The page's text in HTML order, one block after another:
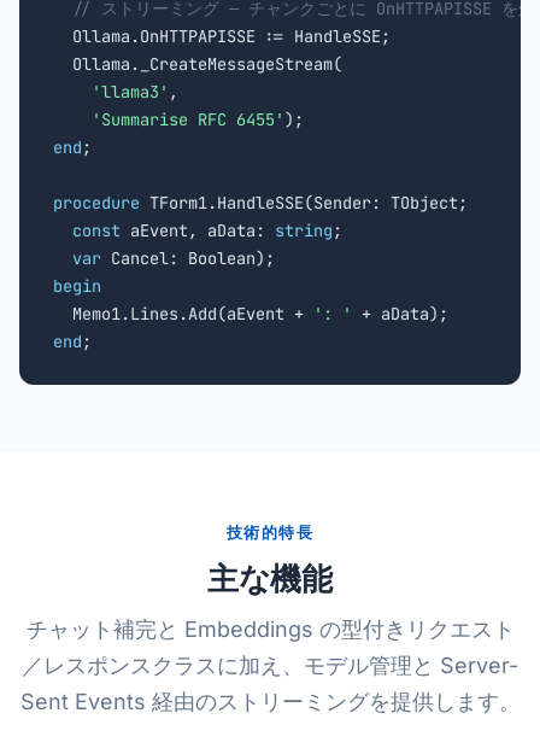
// ストリーミング — チャンクごとに OnHTTPAPISSE を処
  Ollama.OnHTTPAPISSE := HandleSSE;
  Ollama._CreateMessageStream(
'llama3' ,
'Summarise RFC 6455'
end ;
procedure TForm1.HandleSSE(Sender: TObject;
const aEvent, aData: string ;
var
begin
Memo1.Lines.Add(aEvent +
': '
end ;
技術的特長
主な機能
チャット補完と Embeddings の型付きリクエスト
／レスポンスクラスに加え、モデル管理と Server-
Sent Events 経由のストリーミングを提供します。